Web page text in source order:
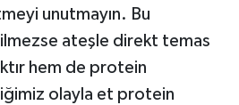
unutmayın. Bu
ateşle direkt temas
hem de protein
olayla et protein